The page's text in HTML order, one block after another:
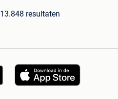
13.848 resultaten